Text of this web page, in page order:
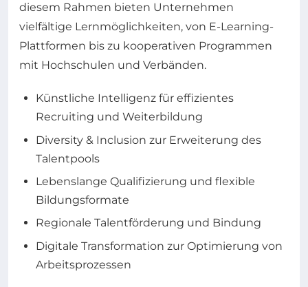
diesem Rahmen bieten Unternehmen
vielfältige Lernmöglichkeiten, von E-Learning-
Plattformen bis zu kooperativen Programmen
mit Hochschulen und Verbänden.
Künstliche Intelligenz für effizientes
Recruiting und Weiterbildung
Diversity & Inclusion zur Erweiterung des
Talentpools
Lebenslange Qualifizierung und flexible
Bildungsformate
Regionale Talentförderung und Bindung
Digitale Transformation zur Optimierung von
Arbeitsprozessen